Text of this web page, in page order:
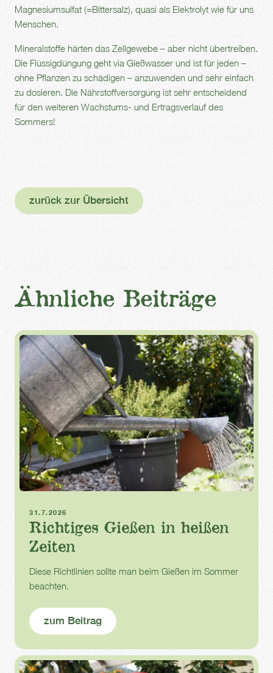
Magnesiumsulfat (=Bittersalz), quasi als Elektrolyt wie für uns
Menschen.
Mineralstoffe härten das Zellgewebe – aber nicht übertreiben.
Die Flüssigdüngung geht via Gießwasser und ist für jeden –
ohne Pflanzen zu schädigen – anzuwenden und sehr einfach
zu dosieren. Die Nährstoffversorgung ist sehr entscheidend
für den weiteren Wachstums- und Ertragsverlauf des
Sommers!
zurück zur Übersicht
Ähnliche Beiträge
31.7.2026
Richtiges Gießen in heißen
Zeiten
Diese Richtlinien sollte man beim Gießen im Sommer
beachten.
zum Beitrag